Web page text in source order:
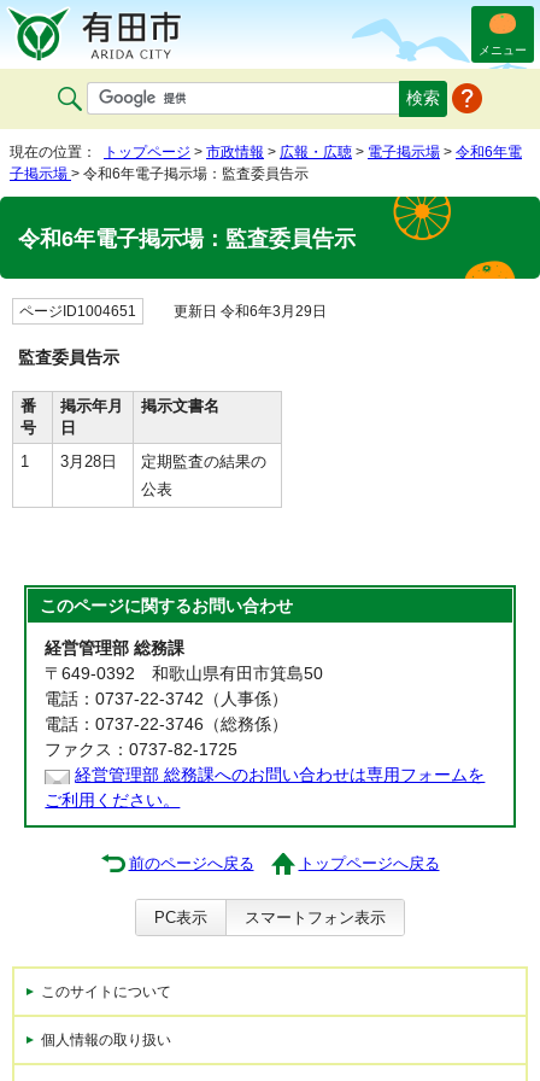
メニュー
現在の位置： トップページ > 市政情報 > 広報・広聴 > 電子掲示場 > 令和6年電
子掲示場 > 令和6年電子掲示場：監査委員告示
令和6年電子掲示場：監査委員告示
ページID1004651 更新日 令和6年3月29日
監査委員告示
番
号
掲示年月
日
掲示文書名
1 3月28日
定期監査の結果の
公表
このページに関するお問い合わせ
経営管理部 総務課
〒649-0392 和歌山県有田市箕島50
電話：0737-22-3742（人事係）
電話：0737-22-3746（総務係）
ファクス：0737-82-1725
経営管理部 総務課へのお問い合わせは専用フォームを
ご利用ください。
前のページへ戻る トップページへ戻る
PC表示 スマートフォン表示
このサイトについて
個人情報の取り扱い